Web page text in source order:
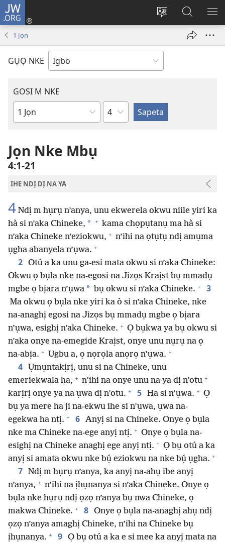
JW.ORG
Gbanwee
Banye
(ga-
ebe
anọ
gụọ
Chọọ
Ihe
na
1 Jọn
GỤỌ NKE
GOSI M NKE
Akwụkwọ
Isiokwu
Jọn Nke Mbụ
4:1-21
IHE NDỊ DỊ NA YA
4 Ndị m hụrụ n’anya, unu ekwerela okwu niile yiri ka
hà si n’aka Chineke, * + kama chọpụtanụ ma hà si
n’aka Chineke n’eziokwu, + n’ihi na ọtụtụ ndị amụma
ụgha abanyela n’ụwa. +
2 Otú a ka unu ga-esi mata okwu si n’aka Chineke:
Okwu ọ bụla nke na-egosi na Jizọs Kraịst bụ mmadụ
mgbe ọ bịara n’ụwa * bụ okwu si n’aka Chineke. + 3
Ma okwu ọ bụla nke yiri ka ò si n’aka Chineke, nke
na-anaghị egosi na Jizọs bụ mmadụ mgbe ọ bịara
n’ụwa, esighị n’aka Chineke. + Ọ bụkwa ya bụ okwu si
n’aka onye na-emegide Kraịst, onye unu nụrụ na ọ
na-abịa. + Ugbu a, ọ nọrọla anọrọ n’ụwa. +
4
Ụmụntakịrị, unu si na Chineke, unu
emeriekwala ha, + n’ihi na onye unu na ya dị n’otu +
karịrị onye ya na ụwa dị n’otu. + 5 Ha si n’ụwa. + Ọ
bụ ya mere ha ji na-ekwu ihe si n’ụwa, ụwa na-
egekwa ha ntị. + 6 Anyị si na Chineke. Onye ọ bụla
nke ma Chineke na-ege anyị ntị. + Onye ọ bụla na-
esighị na Chineke anaghị ege anyị ntị. + Ọ bụ otú a ka
anyị si amata okwu nke bụ́ eziokwu na nke bụ́ ụgha. +
7 Ndị m hụrụ n’anya, ka anyị na-ahụ ibe anyị
n’anya, + n’ihi na ịhụnanya si n’aka Chineke. Onye ọ
bụla nke hụrụ ndị ọzọ n’anya bụ nwa Chineke, ọ
makwa Chineke. + 8 Onye ọ bụla na-anaghị ahụ ndị
ọzọ n’anya amaghị Chineke, n’ihi na Chineke bụ
ịhụnanya. + 9 Ọ bụ otú a ka e si mee ka anyị mata na